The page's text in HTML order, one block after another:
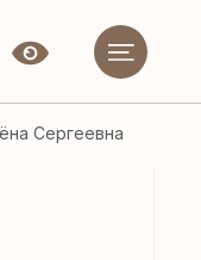
Сергеевна